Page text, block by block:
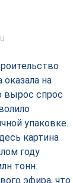
на
вырос спрос
упаковке.
картина
году
тонн.
эфира, что